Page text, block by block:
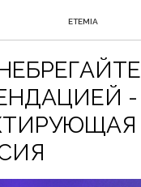
ETEMIA
-